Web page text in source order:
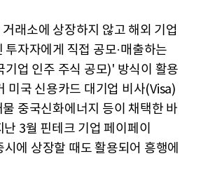
래소에 상장하지 않고 해외 기업
투자자에게 직접 공모·매출하는
업 인주 주식 공모)' 방식이 활용
미국 신용카드 대기업 비사(Visa)
중국신화에너지 등이 채택한 바
3월 핀테크 기업 페이페이
에 상장할 때도 활용되어 흥행에